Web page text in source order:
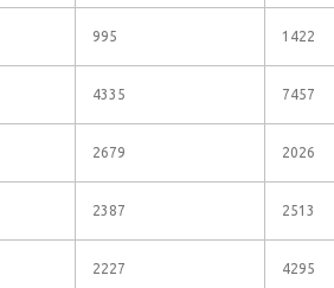
995 1422
4335 7457
2679 2026
2387 2513
2227 4295